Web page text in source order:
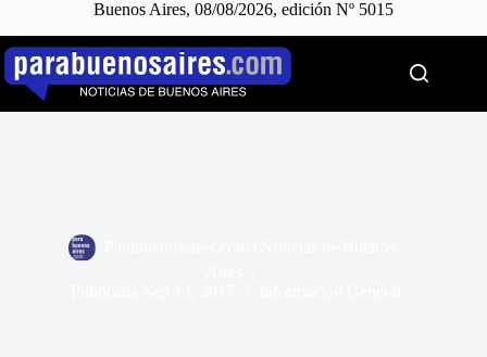
Buenos Aires, 08/08/2026, edición Nº 5015
Saltar
contenido